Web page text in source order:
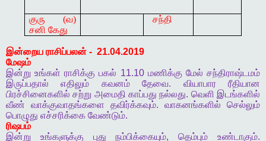
குரு (வ)
சனி கேது
சந்தி
இன்றைய ராசிப்பலன் - 21.04.2019
மேஷம்
இன்று உங்கள் ராசிக்கு பகல் 11.10 மணிக்கு மேல் சந்திராஷ்டமம்
இருப்பதால்
எதிலும் கவனம் தேவை. வியாபார
ரீதியான
பிரச்சினைகளில் சற்று அமைதி காப்பது நல்லது. வெளி இடங்களில்
வீண்
வாக்குவாதங்களை தவிர்க்கவும். வாகனங்களில்
செல்லும்
பொழுது எச்சரிக்கை வேண்டும்.
ரிஷபம்
இன்று
உங்களுக்கு புது நம்பிக்கையும்,தெம்பும் உண்டாகும்.